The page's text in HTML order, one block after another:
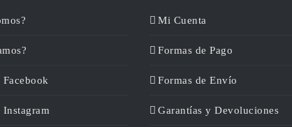
Facebook
Instagram
Mi Cuenta
Formas de Pago
Formas de Envío
Garantías y Devoluciones